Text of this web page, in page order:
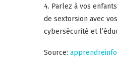
4. Parlez à vos
de sextorsion avec
cybersécurité et
Source: